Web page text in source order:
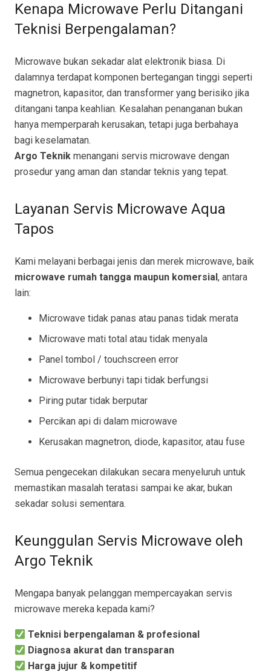
Kenapa Microwave Perlu Ditangani
Teknisi Berpengalaman?
Microwave bukan sekadar alat elektronik biasa. Di
dalamnya terdapat komponen bertegangan tinggi seperti
magnetron, kapasitor, dan transformer yang berisiko jika
ditangani tanpa keahlian. Kesalahan penanganan bukan
hanya memperparah kerusakan, tetapi juga berbahaya
bagi keselamatan.
Argo Teknik menangani servis microwave dengan
prosedur yang aman dan standar teknis yang tepat.
Layanan Servis Microwave Aqua
Tapos
Kami melayani berbagai jenis dan merek microwave, baik
microwave rumah tangga maupun komersial , antara
lain:
Microwave tidak panas atau panas tidak merata
Microwave mati total atau tidak menyala
Panel tombol / touchscreen error
Microwave berbunyi tapi tidak berfungsi
Piring putar tidak berputar
Percikan api di dalam microwave
Kerusakan magnetron, diode, kapasitor, atau fuse
Semua pengecekan dilakukan secara menyeluruh untuk
memastikan masalah teratasi sampai ke akar, bukan
sekadar solusi sementara.
Keunggulan Servis Microwave oleh
Argo Teknik
Mengapa banyak pelanggan mempercayakan servis
microwave mereka kepada kami?
Teknisi berpengalaman & profesional
Diagnosa akurat dan transparan
Harga jujur & kompetitif